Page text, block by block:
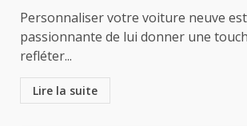
Personnaliser votre voiture neuve
passionnante de lui donner une
refléter...
Lire la suite